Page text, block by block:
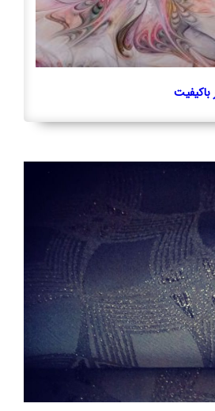
باکیفیت